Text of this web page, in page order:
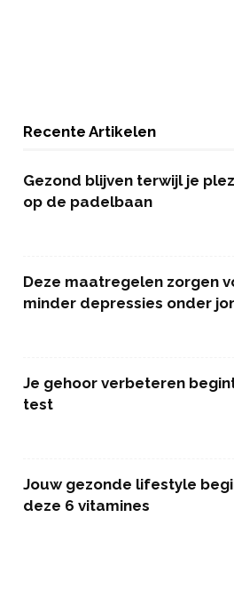
Recente Artikelen
Gezond blijven terwijl je
op de padelbaan
Deze maatregelen zorgen
minder depressies onder
Je gehoor verbeteren
test
Jouw gezonde lifestyle
deze 6 vitamines